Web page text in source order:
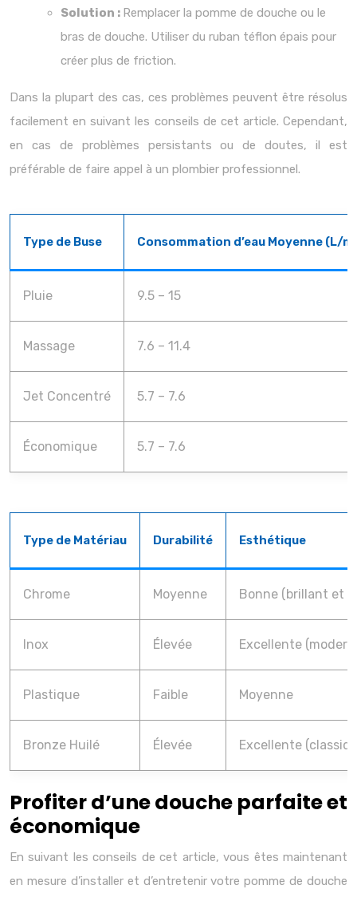
Solution : Remplacer la pomme de douche ou le
bras de douche. Utiliser du ruban téflon épais pour
créer plus de friction.
Dans la plupart des cas, ces problèmes peuvent être résolus
facilement en suivant les conseils de cet article. Cependant,
en cas de problèmes persistants ou de doutes, il est
préférable de faire appel à un plombier professionnel.
Type de Buse Consommation d’eau Moyenne (L/
Pluie 9.5 – 15
Massage 7.6 – 11.4
Jet Concentré 5.7 – 7.6
Économique 5.7 – 7.6
Type de Matériau Durabilité Esthétique
Chrome Moyenne Bonne (brillant et
Inox Élevée Excellente
Plastique Faible Moyenne
Bronze Huilé Élevée Excellente
Profiter d’une douche parfaite et
économique
En suivant les conseils de cet article, vous êtes maintenant
en mesure d’installer et d’entretenir votre pomme de douche